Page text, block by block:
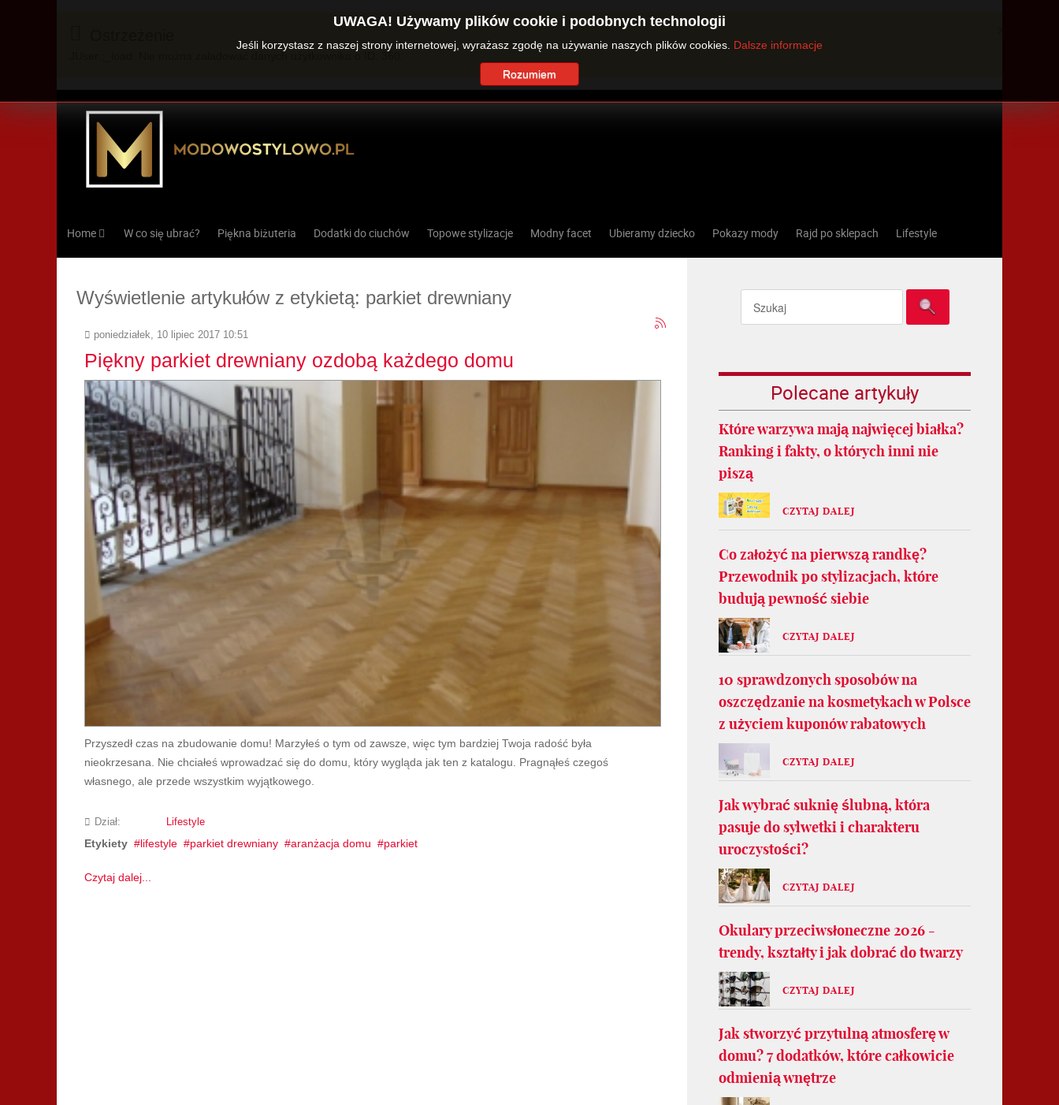
Home W co się ubrać? Piękna biżuteria Dodatki do ciuchów Topowe stylizacje Modny facet Ubieramy dziecko Pokazy mody Rajd po sklepach Lifestyle
Wyświetlenie artykułów z etykietą: parkiet drewniany
poniedziałek, 10 lipiec 2017 10:51
Piękny parkiet drewniany ozdobą każdego domu
Przyszedł czas na zbudowanie domu! Marzyłeś o tym od zawsze, więc tym bardziej Twoja radość była
nieokrzesana. Nie chciałeś wprowadzać się do domu, który wygląda jak ten z katalogu. Pragnąłeś czegoś
własnego, ale przede wszystkim wyjątkowego.
Dział: Lifestyle
Etykiety lifestyle parkiet drewniany aranżacja domu parkiet
Czytaj dalej...
Polecane artykuły
Które warzywa mają najwięcej białka?
Ranking i fakty, o których inni nie
piszą
CZYTAJ DALEJ
Co założyć na pierwszą randkę?
Przewodnik po stylizacjach, które
budują pewność siebie
CZYTAJ DALEJ
10 sprawdzonych sposobów na
oszczędzanie na kosmetykach w Polsce
z użyciem kuponów rabatowych
CZYTAJ DALEJ
Jak wybrać suknię ślubną, która
pasuje do sylwetki i charakteru
uroczystości?
CZYTAJ DALEJ
Okulary przeciwsłoneczne 2026 -
trendy, kształty i jak dobrać do twarzy
CZYTAJ DALEJ
Jak stworzyć przytulną atmosferę w
domu? 7 dodatków, które całkowicie
odmienią wnętrze
UWAGA! Używamy plików cookie i podobnych technologii
Jeśli korzystasz z naszej strony internetowej, wyrażasz zgodę na używanie naszych plików cookies. Dalsze informacje
Rozumiem